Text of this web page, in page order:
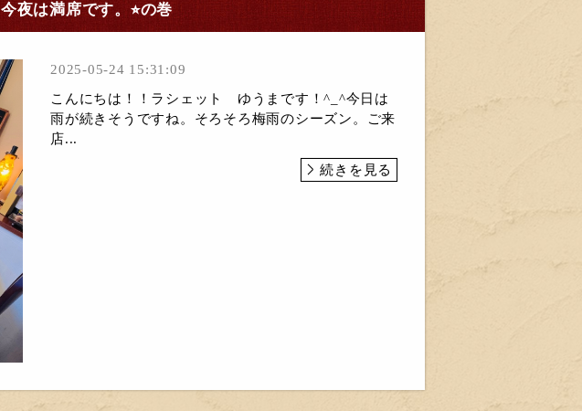
今夜は満席です。⭐︎の巻
2025-05-24 15:31:09
こんにちは！！ラシェット ゆうまです！^_^今日は
雨が続きそうですね。そろそろ梅雨のシーズン。ご来
店...
続きを見る